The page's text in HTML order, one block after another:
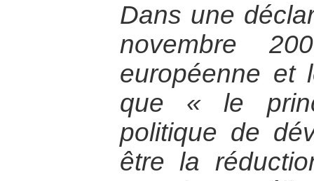
Dans une
novembre
européenne et
que « le
politique de
être la